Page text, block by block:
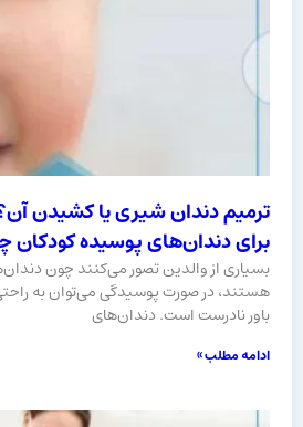
ترمیم دندان شیری یا کشیدن
برای دندان‌های پوسیده
بسیاری از والدین تصور می‌کنند چون
هستند، در صورت پوسیدگی می‌توان به‌
باور نادرست است. دندان‌های
ادامه مطلب »